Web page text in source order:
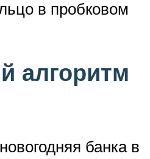
в пробковом
алгоритм
банка в